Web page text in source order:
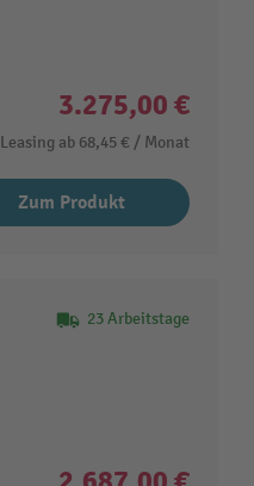
3.275,00 €
Leasing ab 68,45 € / Monat
Zum Produkt
23 Arbeitstage